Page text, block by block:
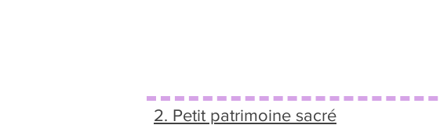
2. Petit patrimoine sacré